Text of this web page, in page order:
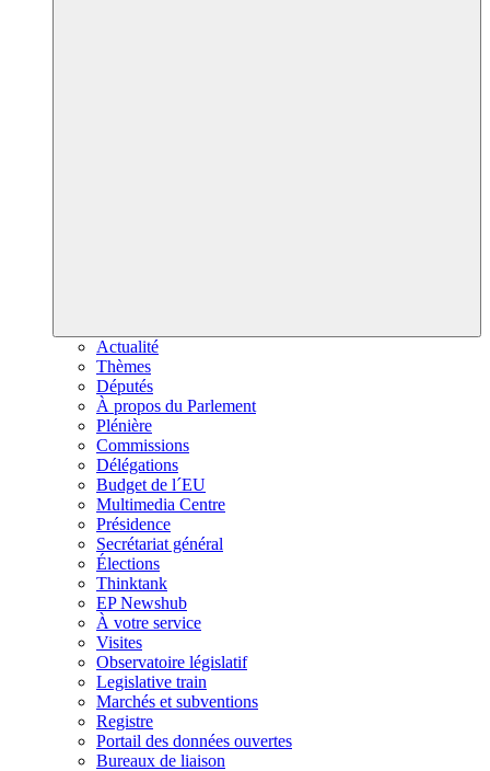
Actualité
Thèmes
Députés
À propos du Parlement
Plénière
Commissions
Délégations
Budget de l´EU
Multimedia Centre
Présidence
Secrétariat général
Élections
Thinktank
EP Newshub
À votre service
Visites
Observatoire législatif
Legislative train
Marchés et subventions
Registre
Portail des données ouvertes
Bureaux de liaison